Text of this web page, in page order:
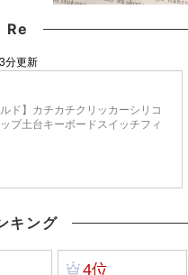
Re
キング